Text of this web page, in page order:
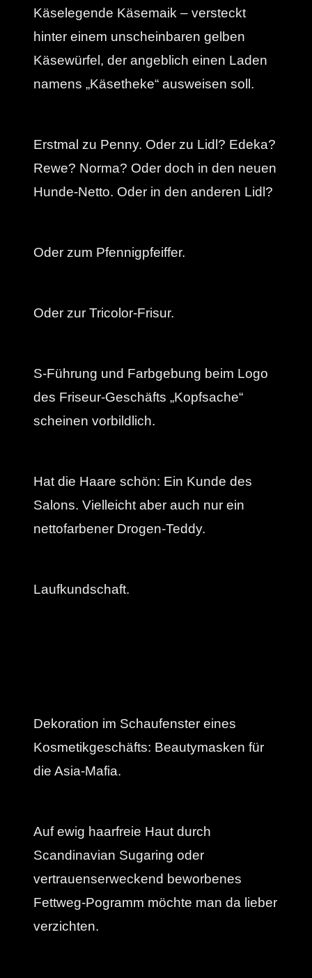
Käselegende Käsemaik – versteckt
hinter einem unscheinbaren gelben
Käsewürfel, der angeblich einen Laden
namens „Käsetheke“ ausweisen soll.
Erstmal zu Penny. Oder zu Lidl? Edeka?
Rewe? Norma? Oder doch in den neuen
Hunde-Netto. Oder in den anderen Lidl?
Oder zum Pfennigpfeiffer.
Oder zur Tricolor-Frisur.
S-Führung und Farbgebung beim Logo
des Friseur-Geschäfts „Kopfsache“
scheinen vorbildlich.
Hat die Haare schön: Ein Kunde des
Salons. Vielleicht aber auch nur ein
nettofarbener Drogen-Teddy.
Laufkundschaft.
Dekoration im Schaufenster eines
Kosmetikgeschäfts: Beautymasken für
die Asia-Mafia.
Auf ewig haarfreie Haut durch
Scandinavian Sugaring oder
vertrauenserweckend beworbenes
Fettweg-Pogramm möchte man da lieber
verzichten.